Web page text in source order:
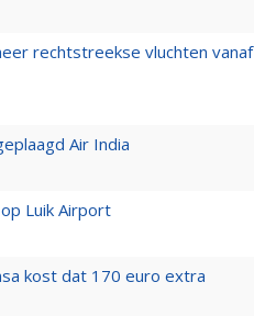
rechtstreekse vluchten vanaf
Air India
Luik Airport
kost dat 170 euro extra